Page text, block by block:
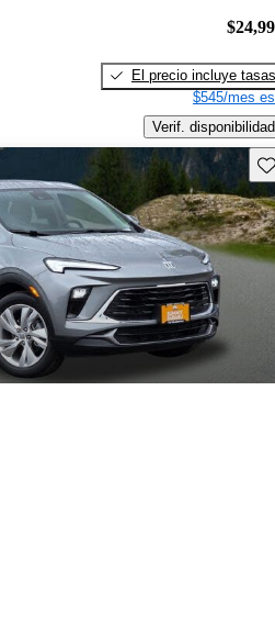
El precio incluye tasas
$545/mes
Verif. disponibilidad